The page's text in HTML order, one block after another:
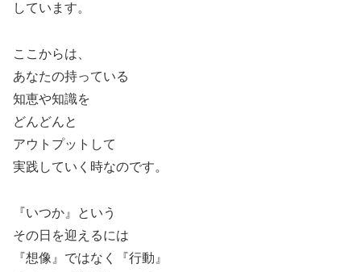
しています。
ここからは、
あなたの持っている
知恵や知識を
どんどんと
アウトプットして
実践していく時なのです。
『いつか』という
その日を迎えるには
『想像』ではなく『行動』